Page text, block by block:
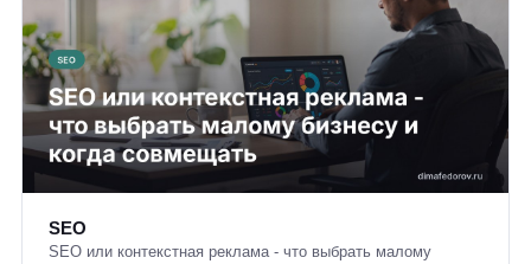
SEO
SEO или контекстная реклама - что выбрать малому